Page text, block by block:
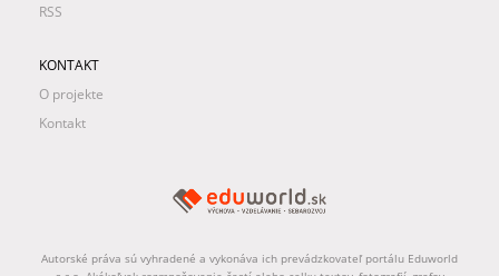
RSS
KONTAKT
O projekte
Kontakt
Autorské práva sú vyhradené a vykonáva ich prevádzkovateľ portálu Eduworld